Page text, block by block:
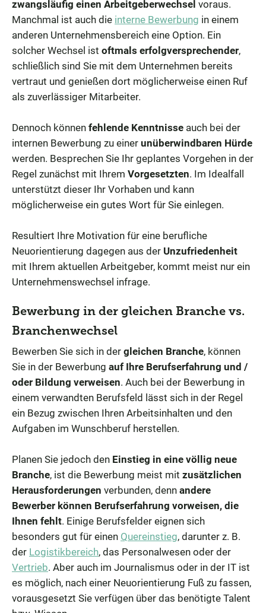
zwangsläufig einen Arbeitgeberwechsel voraus.
Manchmal ist auch die interne Bewerbung in einem
anderen Unternehmensbereich eine Option. Ein
solcher Wechsel ist oftmals erfolgversprechender,
schließlich sind Sie mit dem Unternehmen bereits
vertraut und genießen dort möglicherweise einen Ruf
als zuverlässiger Mitarbeiter.
Dennoch können fehlende Kenntnisse auch bei der
internen Bewerbung zu einer unüberwindbaren Hürde
werden. Besprechen Sie Ihr geplantes Vorgehen in der
Regel zunächst mit Ihrem Vorgesetzten. Im Idealfall
unterstützt dieser Ihr Vorhaben und kann
möglicherweise ein gutes Wort für Sie einlegen.
Resultiert Ihre Motivation für eine berufliche
Neuorientierung dagegen aus der Unzufriedenheit
mit Ihrem aktuellen Arbeitgeber, kommt meist nur ein
Unternehmenswechsel infrage.
Bewerbung in der gleichen Branche vs.
Branchenwechsel
Bewerben Sie sich in der gleichen Branche, können
Sie in der Bewerbung auf Ihre Berufserfahrung und /
oder Bildung verweisen. Auch bei der Bewerbung in
einem verwandten Berufsfeld lässt sich in der Regel
ein Bezug zwischen Ihren Arbeitsinhalten und den
Aufgaben im Wunschberuf herstellen.
Planen Sie jedoch den Einstieg in eine völlig neue
Branche, ist die Bewerbung meist mit zusätzlichen
Herausforderungen verbunden, denn andere
Bewerber können Berufserfahrung vorweisen, die
Ihnen fehlt. Einige Berufsfelder eignen sich
besonders gut für einen Quereinstieg, darunter z. B.
der Logistikbereich, das Personalwesen oder der
Vertrieb. Aber auch im Journalismus oder in der IT ist
es möglich, nach einer Neuorientierung Fuß zu fassen,
vorausgesetzt Sie verfügen über das benötigte Talent